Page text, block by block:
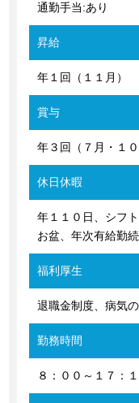
通勤手当:あり
昇給
年１回（１１月）
賞与
年３回（７月・１
休日休暇
年１１０日、シフ
お盆、年次有給勤
福利厚生
退職金制度、病気
勤務時間
８：００～１７：